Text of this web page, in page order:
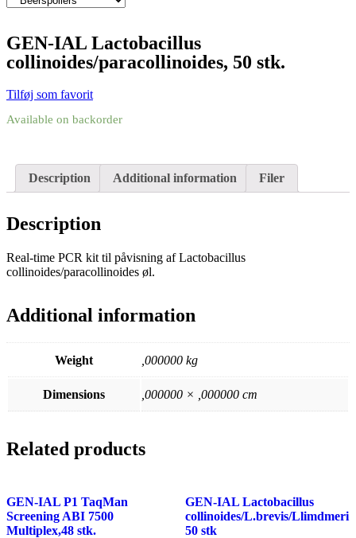
GEN-IAL Lactobacillus
collinoides/paracollinoides, 50 stk.
Tilføj som favorit
Available on backorder
Description Additional information Filer
Description
Real-time PCR kit til påvisning af Lactobacillus
collinoides/paracollinoides øl.
Additional information
Weight ,000000 kg
Dimensions ,000000 × ,000000 cm
Related products
GEN-IAL P1 TaqMan
Screening ABI 7500
Multiplex,48 stk.
GEN-IAL Lactobacillus
collinoides/L.brevis/Llimdmeri
50 stk